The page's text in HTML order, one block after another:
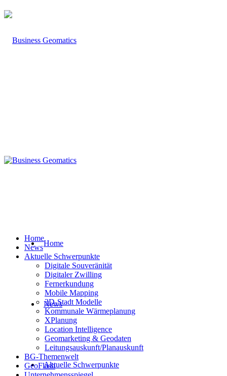
Home
News
Aktuelle Schwerpunkte
Home
News
Aktuelle Schwerpunkte
Digitale Souveränität
Digitaler Zwilling
Fernerkundung
Mobile Mapping
3D-Stadt Modelle
Kommunale Wärmeplanung
XPlanung
Location Intelligence
Geomarketing & Geodaten
Leitungsauskunft/Planauskunft
BG-Themenwelt
GeoFlash